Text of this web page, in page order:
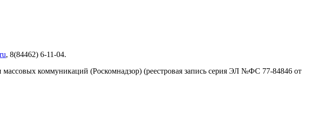
, 8(84462) 6-11-04.
коммуникаций (Роскомнадзор) (реестровая запись серия ЭЛ №ФС 77-84846 от